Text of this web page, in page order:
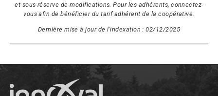
et sous réserve de modifications. Pour les adhérents, connectez-
vous afin de bénéficier du tarif adhérent de la coopérative.
Dernière mise à jour de l'indexation : 02/12/2025